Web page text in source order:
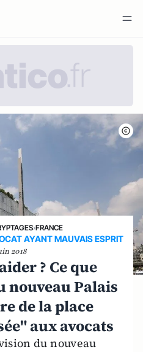
›FRANCE
AYANT MAUVAIS ESPRIT
2018
? Ce que
nouveau Palais
de la place
aux avocats
du nouveau